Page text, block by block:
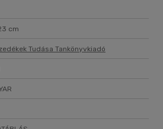
cm
Tudása Tankönyvkiadó